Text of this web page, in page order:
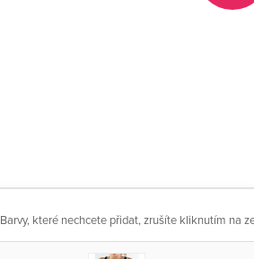
Barvy, které nechcete přidat, zrušíte kliknutím na